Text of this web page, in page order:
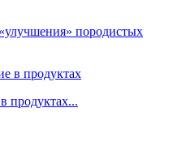
породистых
продуктах...